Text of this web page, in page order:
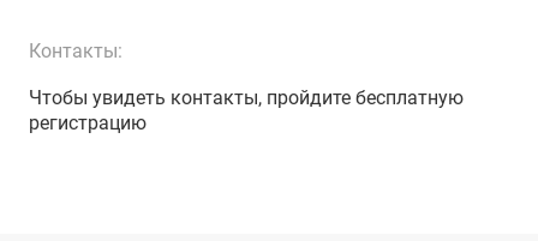
Контакты:
Чтобы увидеть контакты, пройдите бесплатную
регистрацию